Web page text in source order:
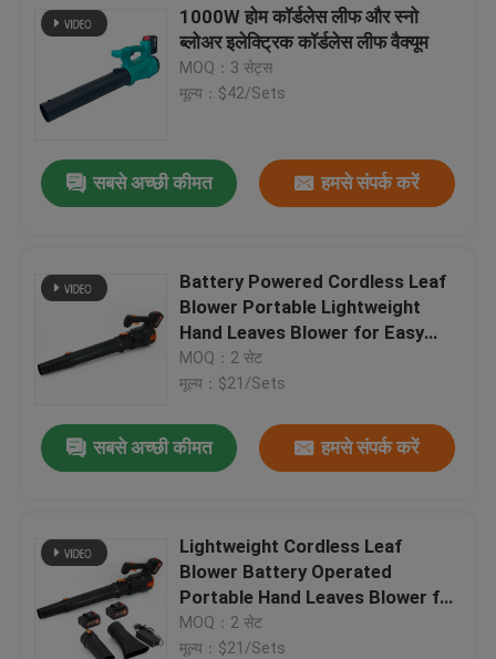
1000W होम कॉर्डलेस लीफ और स्नो
ब्लोअर इलेक्ट्रिक कॉर्डलेस लीफ वैक्यूम
MOQ：3 सेट्स
मूल्य：$42/Sets
सबसे अच्छी कीमत हमसे संपर्क करें
Battery Powered Cordless Leaf
Blower Portable Lightweight
Hand Leaves Blower for Easy
Cleaning
MOQ：2 सेट
मूल्य：$21/Sets
सबसे अच्छी कीमत हमसे संपर्क करें
Lightweight Cordless Leaf
Blower Battery Operated
Portable Hand Leaves Blower for
Home Use
MOQ：2 सेट
मूल्य：$21/Sets